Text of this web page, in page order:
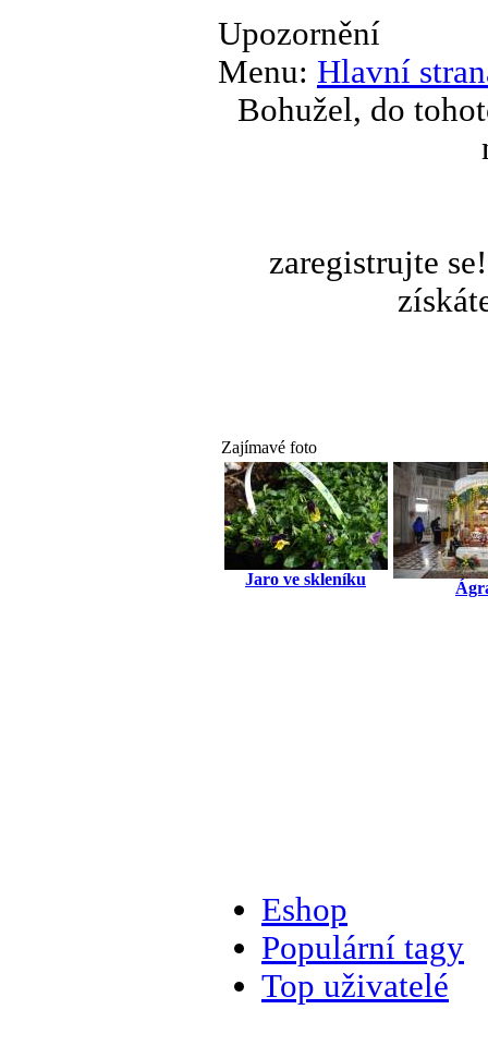
Upozornění
Menu: Hlavní
Bohužel, do
zaregistrujte
Zajímavé foto
Jaro ve skleníku
Eshop
Populární tagy
Top uživatelé